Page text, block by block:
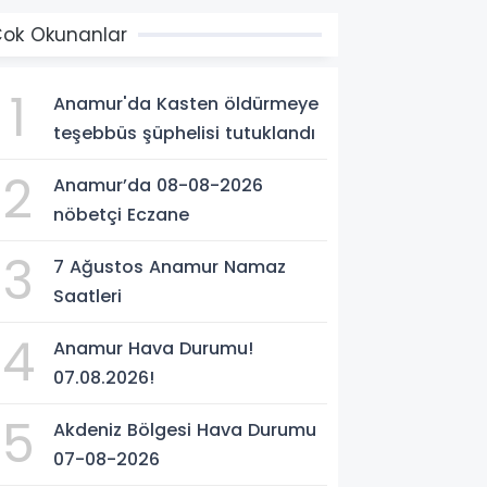
Okunanlar
1
Anamur'da Kasten öldürmeye
teşebbüs şüphelisi tutuklandı
2
Anamur’da 08-08-2026
nöbetçi Eczane
3
7 Ağustos Anamur Namaz
Saatleri
4
Anamur Hava Durumu!
07.08.2026!
5
Akdeniz Bölgesi Hava Durumu
07-08-2026